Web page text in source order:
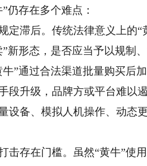
仍存在多个难点：
滞后。传统法律意义上的“
”新形态，是否应当予以规制
牛”通过合法渠道批量购买后
升级，品牌方或平台难以遏
设备、模拟人机操作、动态
存在门槛。虽然“黄牛”使用